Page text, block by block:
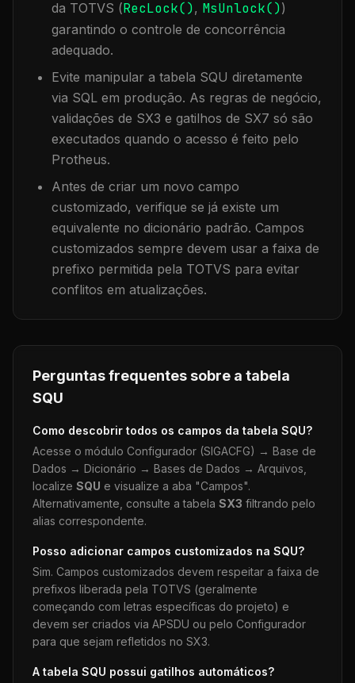
da TOTVS (RecLock(), MsUnlock())
garantindo o controle de concorrência
adequado.
Evite manipular a tabela SQU diretamente
via SQL em produção. As regras de negócio,
validações de SX3 e gatilhos de SX7 só são
executados quando o acesso é feito pelo
Protheus.
Antes de criar um novo campo
customizado, verifique se já existe um
equivalente no dicionário padrão. Campos
customizados sempre devem usar a faixa de
prefixo permitida pela TOTVS para evitar
conflitos em atualizações.
Perguntas frequentes sobre a tabela
SQU
Como descobrir todos os campos da tabela SQU?
Acesse o módulo Configurador (SIGACFG) → Base de
Dados → Dicionário → Bases de Dados → Arquivos,
localize SQU e visualize a aba "Campos".
Alternativamente, consulte a tabela SX3 filtrando pelo
alias correspondente.
Posso adicionar campos customizados na SQU?
Sim. Campos customizados devem respeitar a faixa de
prefixos liberada pela TOTVS (geralmente
começando com letras específicas do projeto) e
devem ser criados via APSDU ou pelo Configurador
para que sejam refletidos no SX3.
A tabela SQU possui gatilhos automáticos?